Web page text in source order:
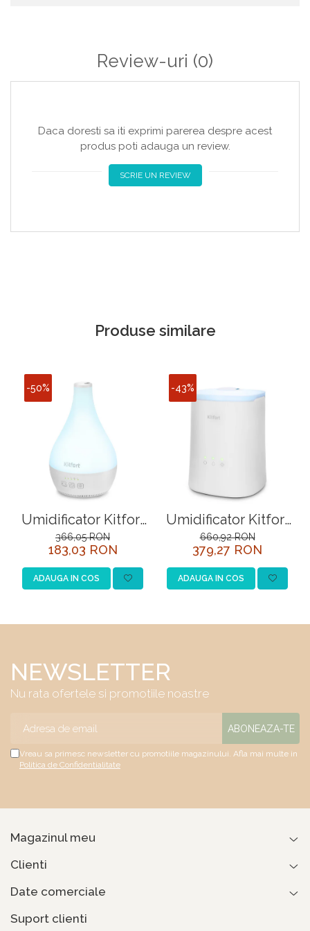
Review-uri (0)
Daca doresti sa iti exprimi parerea despre acest
produs poti adauga un review.
SCRIE UN REVIEW
Produse similare
-50%
Umidificator Kitfort
KT-2804
366,05 RON
183,03 RON
ADAUGA IN COS
-43%
Umidificator Kitfort
KT-2807
660,92 RON
379,27 RON
ADAUGA IN COS
NEWSLETTER
Nu rata ofertele si promotiile noastre
Vreau sa primesc newsletter cu promotiile magazinului. Afla mai multe in
Politica de Confidentialitate
Magazinul meu
Clienti
Date comerciale
Suport clienti